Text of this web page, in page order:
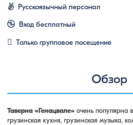
Русскоязычный персонал
Вход бесплатный
Только групповое посещение
Обзор
Таверна «Генацвале» очень популярна
грузинская кухня, грузинская музыка,